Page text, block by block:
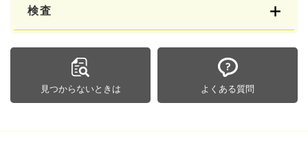
検査
見つからないときは よくある質問